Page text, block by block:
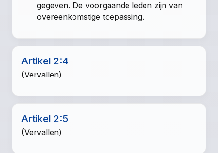
gegeven. De voorgaande leden zijn van
overeenkomstige toepassing.
Artikel 2:4
(Vervallen)
Artikel 2:5
(Vervallen)